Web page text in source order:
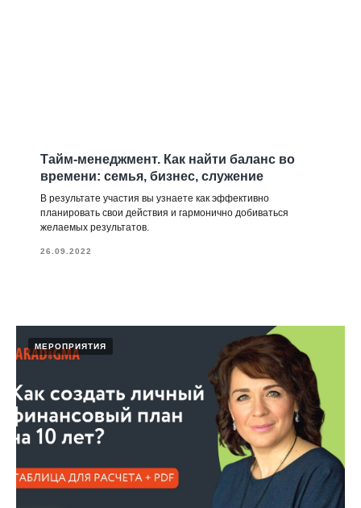
Тайм-менеджмент. Как найти баланс во
времени: семья, бизнес, служение
В результате участия вы узнаете как эффективно
планировать свои действия и гармонично добиваться
желаемых результатов.
26.09.2022
МЕРОПРИЯТИЯ